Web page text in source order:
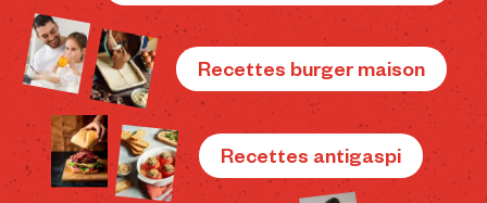
Recettes burger maison
Recettes antigaspi